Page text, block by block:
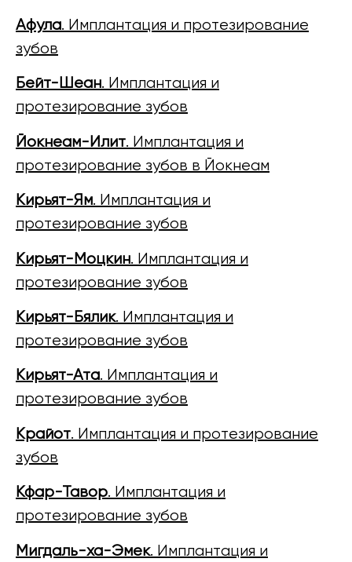
Афула. Имплантация и протезирование
зубов
Бейт-Шеан. Имплантация и
протезирование зубов
Йокнеам-Илит. Имплантация и
протезирование зубов в Йокнеам
Кирьят-Ям. Имплантация и
протезирование зубов
Кирьят-Моцкин. Имплантация и
протезирование зубов
Кирьят-Бялик. Имплантация и
протезирование зубов
Кирьят-Ата. Имплантация и
протезирование зубов
Крайот. Имплантация и протезирование
зубов
Кфар-Тавор. Имплантация и
протезирование зубов
Мигдаль-ха-Эмек. Имплантация и